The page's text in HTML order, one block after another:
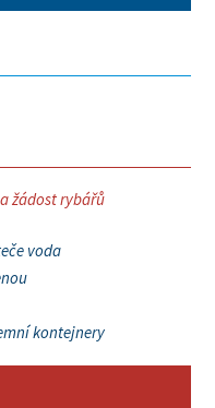
žádost rybářů
voda
kontejnery